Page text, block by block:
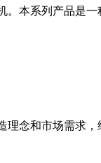
。本系列产品是
理念和市场需求